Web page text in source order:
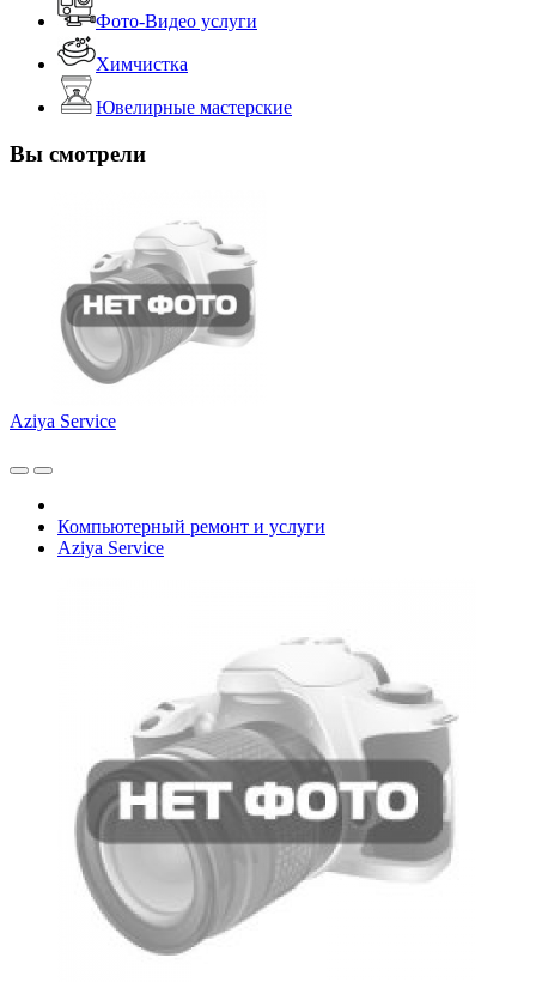
Фото-Видео услуги
Химчистка
Ювелирные мастерские
Вы смотрели
Aziya Service
Компьютерный ремонт и услуги
Aziya Service